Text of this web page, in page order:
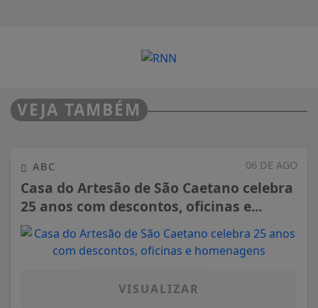
VEJA TAMBÉM
06 DE AGO
ABC
Casa do Artesão de São Caetano celebra
25 anos com descontos, oficinas e...
VISUALIZAR